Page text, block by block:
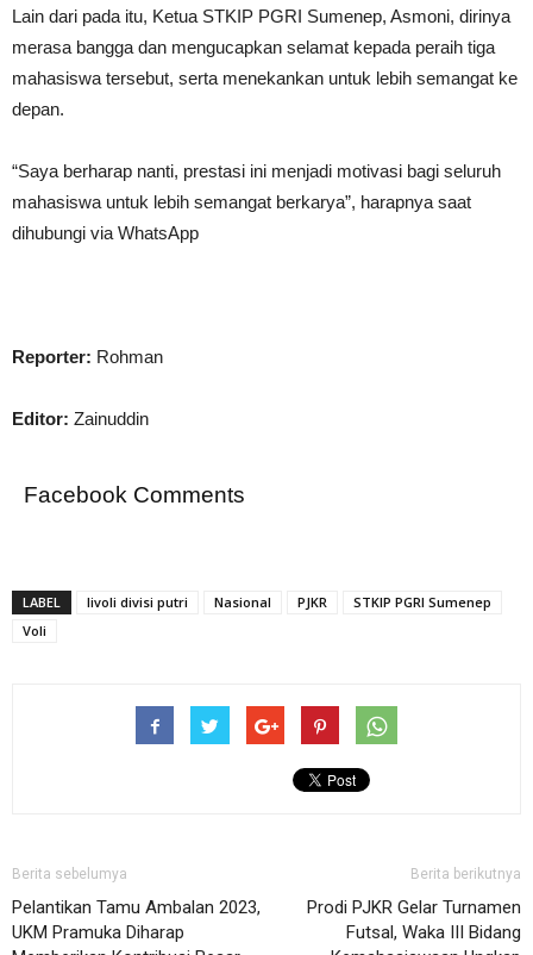
Lain dari pada itu, Ketua STKIP PGRI Sumenep, Asmoni, dirinya
merasa bangga dan mengucapkan selamat kepada peraih tiga
mahasiswa tersebut, serta menekankan untuk lebih semangat ke
depan.
“Saya berharap nanti, prestasi ini menjadi motivasi bagi seluruh
mahasiswa untuk lebih semangat berkarya”, harapnya saat
dihubungi via WhatsApp
Reporter: Rohman
Editor: Zainuddin
Facebook Comments
LABEL livoli divisi putri Nasional PJKR
STKIP PGRI Sumenep
Voli
Berita sebelumya
Pelantikan Tamu Ambalan 2023,
UKM Pramuka Diharap
Berita berikutnya
Prodi PJKR Gelar Turnamen
Futsal, Waka III Bidang